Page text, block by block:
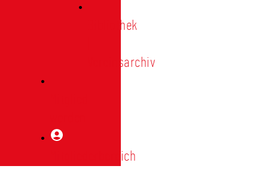
Bibliothek
Vereinsarchiv
Mitgliederbereich